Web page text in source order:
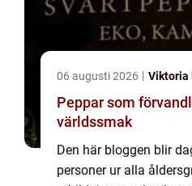
06 augusti 2026 Viktoria
Peppar som
världssmak
Den här bloggen blir
personer ur alla